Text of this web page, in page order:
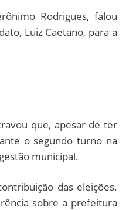
Rodrigues, falou
Luiz Caetano, para a
que, apesar de ter
o segundo turno na
municipal.
das eleições.
sobre a prefeitura